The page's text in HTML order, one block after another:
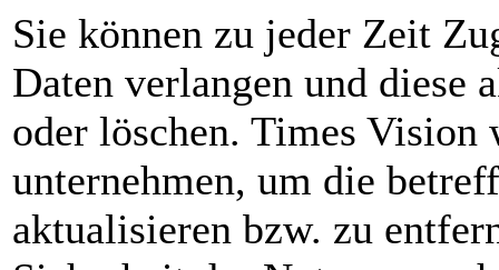
Sie können zu jeder Zeit
Daten verlangen und diese
oder löschen. Times Vision
unternehmen, um die
aktualisieren bzw. zu